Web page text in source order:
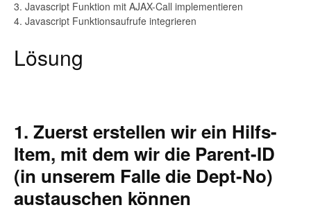
3. Javascript Funktion mit AJAX-Call implementieren
4. Javascript Funktionsaufrufe integrieren
Lösung
1. Zuerst erstellen wir ein Hilfs-
Item, mit dem wir die Parent-ID
(in unserem Falle die Dept-No)
austauschen können